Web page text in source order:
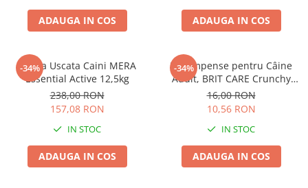
ADAUGA IN COS ADAUGA IN COS
-34%
Hrana Uscata Caini MERA
Essential Active 12,5kg
238,00 RON
157,08 RON
IN STOC
ADAUGA IN COS
-34%
Recompense pentru Câine
Adult, BRIT CARE Crunchy
Cracker, Insecte, Curcan și
Mere, 200g
16,00 RON
10,56 RON
IN STOC
ADAUGA IN COS